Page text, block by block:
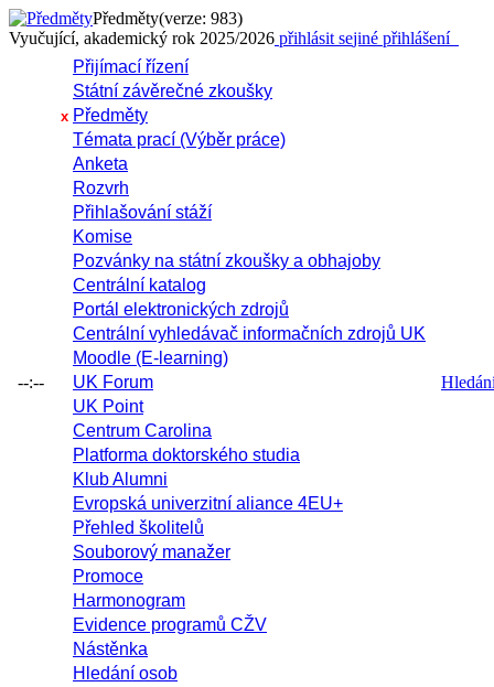
Předměty(verze: 983)
Vyučující, akademický rok 2025/2026 přihlásit sejiné přihlášení
--:--
Přijímací řízení
Státní závěrečné zkoušky
x Předměty
Témata prací (Výběr práce)
Anketa
Rozvrh
Přihlašování stáží
Komise
Pozvánky na státní zkoušky a obhajoby
Centrální katalog
Portál elektronických zdrojů
Centrální vyhledávač informačních zdrojů UK
Moodle (E-learning)
UK Forum
UK Point
Centrum Carolina
Platforma doktorského studia
Klub Alumni
Evropská univerzitní aliance 4EU+
Přehled školitelů
Souborový manažer
Promoce
Harmonogram
Evidence programů CŽV
Nástěnka
Hledání osob